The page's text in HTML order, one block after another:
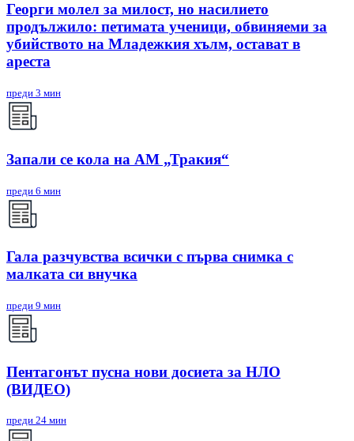
Георги молел за милост, но насилието
продължило: петимата ученици, обвиняеми за
убийството на Младежкия хълм, остават в
ареста
преди 3 мин
Запали се кола на АМ „Тракия“
преди 6 мин
Гала разчувства всички с първа снимка с
малката си внучка
преди 9 мин
Пентагонът пусна нови досиета за НЛО
(ВИДЕО)
преди 24 мин